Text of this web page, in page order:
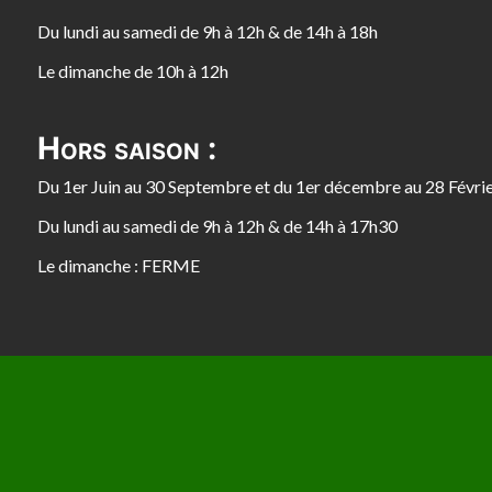
Du lundi au samedi de 9h à 12h & de 14h à 18h
Le dimanche de 10h à 12h
Hors saison :
Du 1er Juin au 30 Septembre et du 1er décembre au 28
Du lundi au samedi de 9h à 12h & de 14h à 17h30
Le dimanche : FERME